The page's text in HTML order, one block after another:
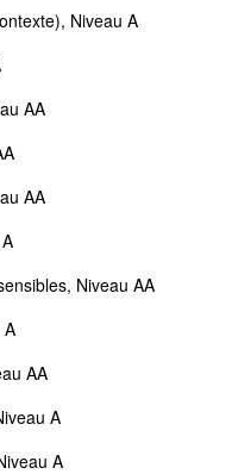
Niveau A
AA
AA
Niveau AA
A
AA
A
A